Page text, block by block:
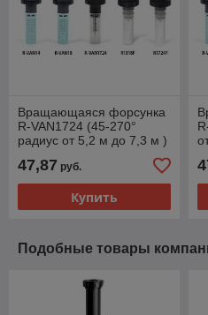
Вращающаяся форсунка
R-VAN1724 (45-270°
радиус от 5,2 м до 7,3 м )
47,87 руб.
Купить
Подобные товары